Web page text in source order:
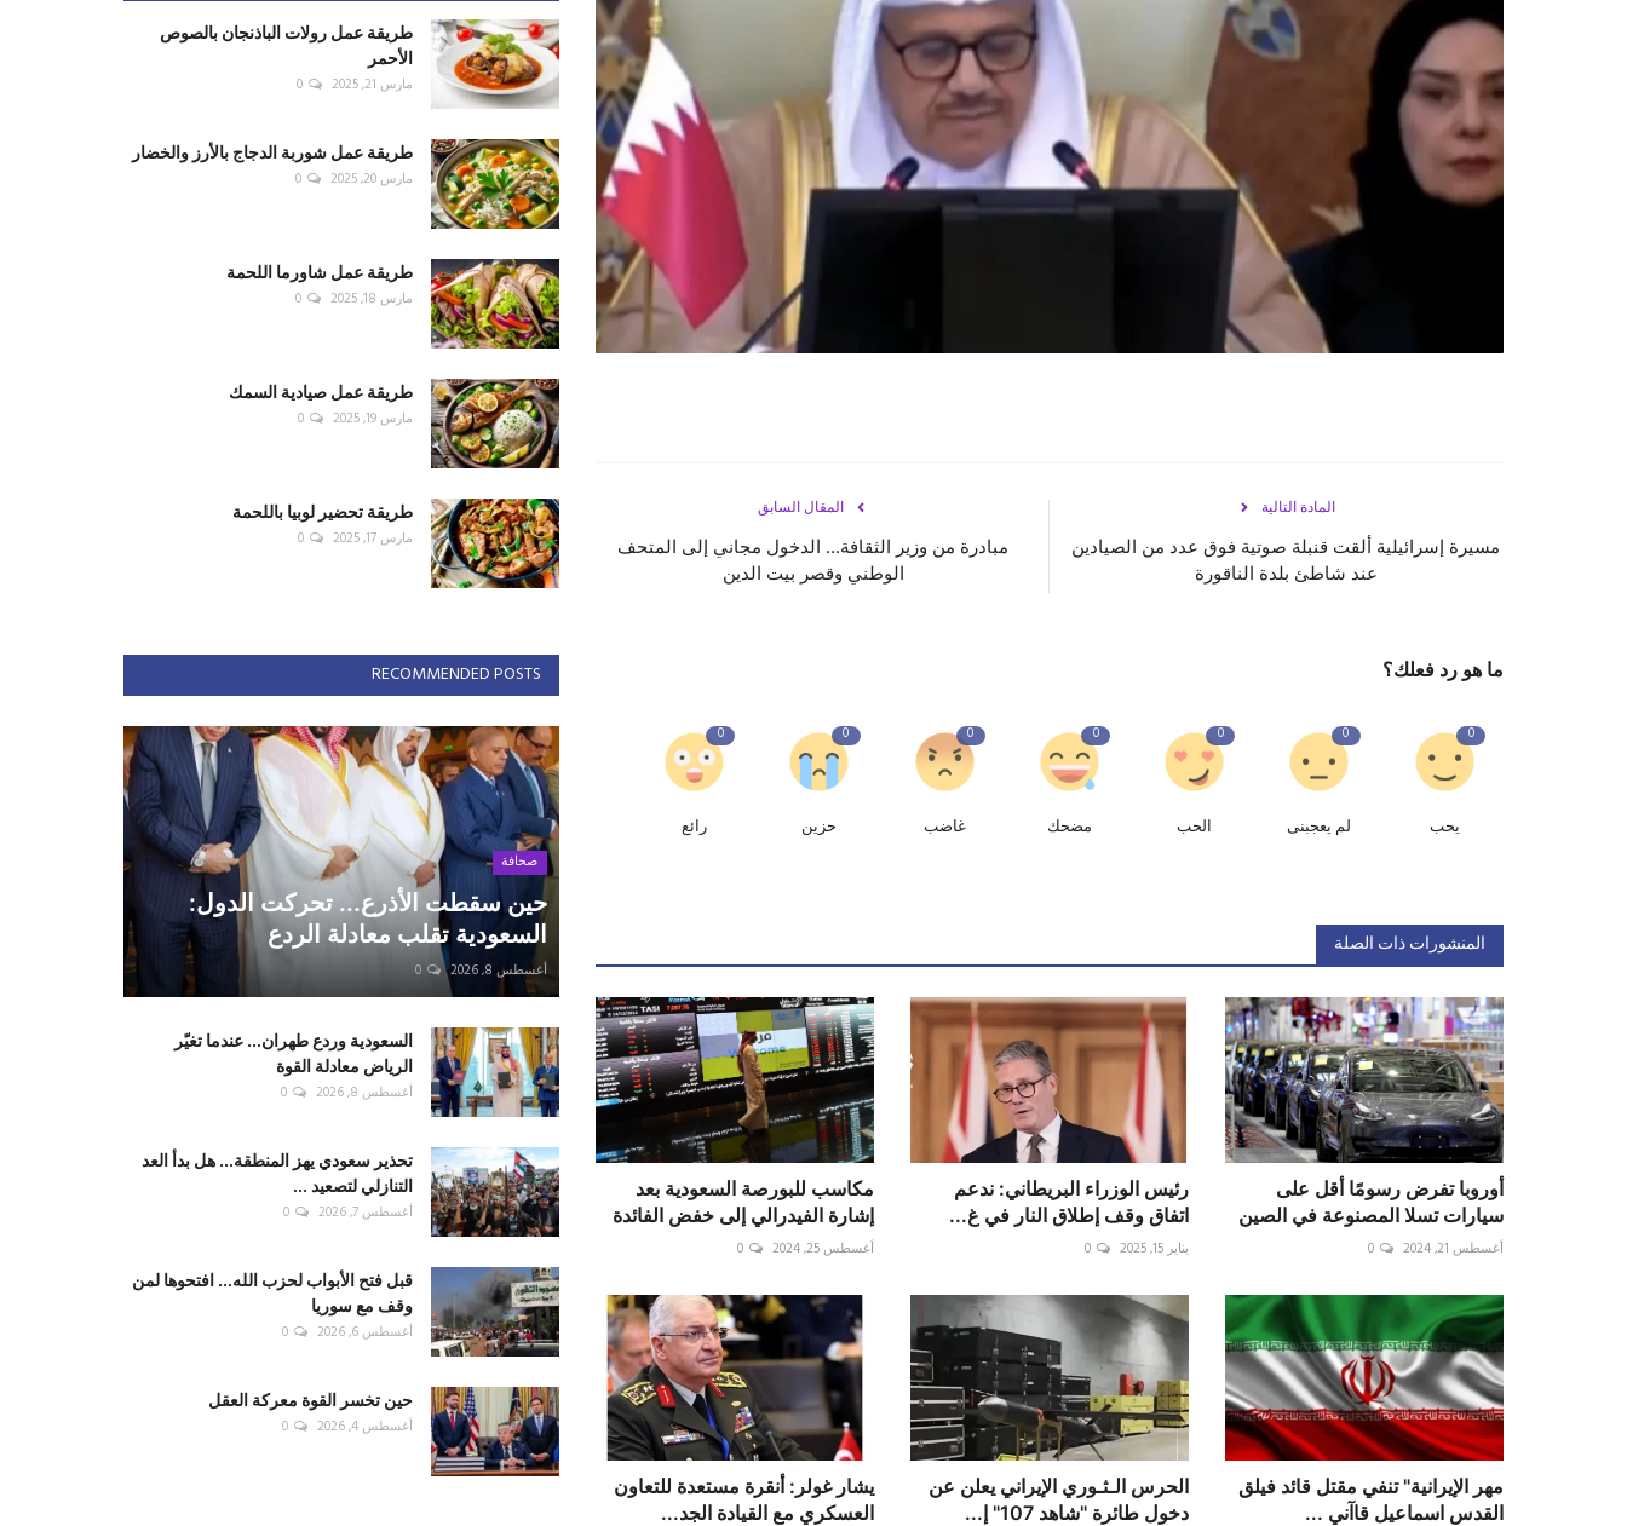
المقال السابق
مبادرة من وزير الثقافة... الدخول مجاني إلى المتحف
الوطني وقصر بيت الدين
المادة التالية
‏مسيرة إسرائيلية ألقت قنبلة صوتية فوق عدد من الصيادين
عند شاطئ بلدة الناقورة
ما هو رد فعلك؟
0
يحب
0
لم يعجبنى
0
الحب
0
مضحك
0
غاضب
0
حزين
0
رائع
المنشورات ذات الصلة
أوروبا تفرض رسومًا أقل على
سيارات تسلا المصنوعة في الصين
أغسطس 21, 2024 0
رئيس الوزراء البريطاني: ندعم
اتفاق وقف إطلاق النار في غ...
يناير 15, 2025 0
مكاسب للبورصة السعودية بعد
إشارة الفيدرالي إلى خفض الفائدة
أغسطس 25, 2024 0
مهر الإيرانية" تنفي مقتل قائد فيلق
القدس اسماعيل قاآني ...
الحرس الـثـوري الإيراني يعلن عن
دخول طائرة "شاهد 107" إ...
يشار غولر: أنقرة مستعدة للتعاون
العسكري مع القيادة الجد...
طريقة عمل رولات الباذنجان بالصوص
الأحمر
مارس 21, 2025 0
طريقة عمل شوربة الدجاج بالأرز والخضار
مارس 20, 2025 0
طريقة عمل شاورما اللحمة
مارس 18, 2025 0
طريقة عمل صيادية السمك
مارس 19, 2025 0
طريقة تحضير لوبيا باللحمة
مارس 17, 2025 0
RECOMMENDED POSTS
صحافة
حين سقطت الأذرع... تحركت الدول:
السعودية تقلب معادلة الردع
أغسطس 8, 2026 0
السعودية وردع طهران... عندما تغيّر
الرياض معادلة القوة
أغسطس 8, 2026 0
تحذير سعودي يهز المنطقة... هل بدأ العد
التنازلي لتصعيد ...
أغسطس 7, 2026 0
قبل فتح الأبواب لحزب الله... افتحوها لمن
وقف مع سوريا
أغسطس 6, 2026 0
حين تخسر القوة معركة العقل
أغسطس 4, 2026 0